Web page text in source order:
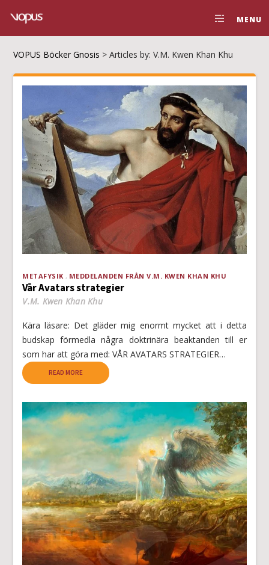
MENU
VOPUS Böcker Gnosis >Articles by: V.M. Kwen Khan Khu
METAFYSIK MEDDELANDEN FRÅN V.M. KWEN KHAN KHU
Vår Avatars strategier
V.M. Kwen Khan Khu
Kära läsare: Det gläder mig enormt mycket att i detta
budskap förmedla några doktrinära beaktanden till er
som har att göra med: VÅR AVATARS STRATEGIER…
READ MORE